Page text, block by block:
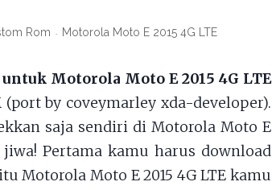
Rom Motorola Moto E 2015 4G LTE
untuk Motorola Moto E 2015 4G LTE
(port by coveymarley xda-developer).
saja sendiri di Motorola Moto E
Pertama kamu harus download
Motorola Moto E 2015 4G LTE kamu